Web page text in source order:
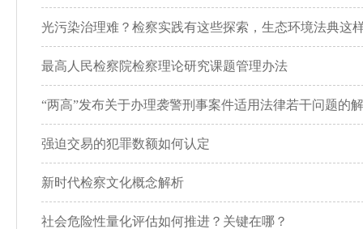
机构设置
联系方式
媒体播报 工作报告
公益诉讼
新闻发布会
光污染治理难？检察实践有这些探索，生态环境法典这
最高人民检察院检察理论研究课题管理办法
“两高”发布关于办理袭警刑事案件适用法律若干问题的
强迫交易的犯罪数额如何认定
新时代检察文化概念解析
社会危险性量化评估如何推进？关键在哪？